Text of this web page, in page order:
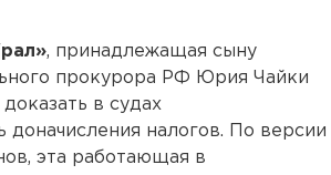
, принадлежащая сыну
прокурора РФ Юрия Чайки
в судах
доначисления налогов. По версии
эта работающая в